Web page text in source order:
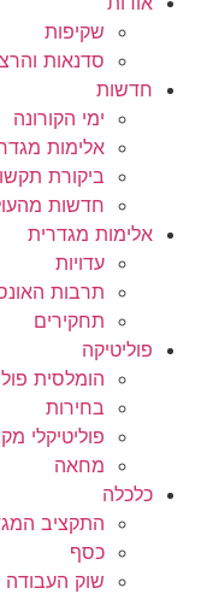
שקיפות
סדנאות
חדשות
ימי הקורונה
אלימות
ביקורת
חדשות
אלימות מגדרית
עדויות
תרבות
תחקירים
פוליטיקה
הומלסית
בחירות
פוליטיקלי
מחאה
כלכלה
התקציב
כסף
שוק העבודה